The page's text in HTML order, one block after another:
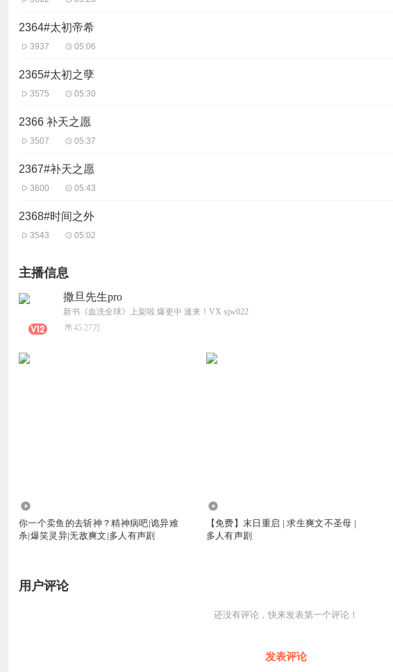
2364#太初帝希
3937 05:06
2365#太初之孽
3575 05:30
2366 补天之愿
3507 05:37
2367#补天之愿
3600 05:43
2368#时间之外
3543 05:02
主播信息
撒旦先生pro
新书《血洗全球》上架啦 爆更中 速来！VX xjw022
45.27万
你一个卖鱼的去斩神？精神病吧|诡异难
杀|爆笑灵异|无敌爽文|多人有声剧
【免费】末日重启 | 求生爽文不圣母 |
多人有声剧
用户评论
还没有评论，快来发表第一个评论！
发表评论